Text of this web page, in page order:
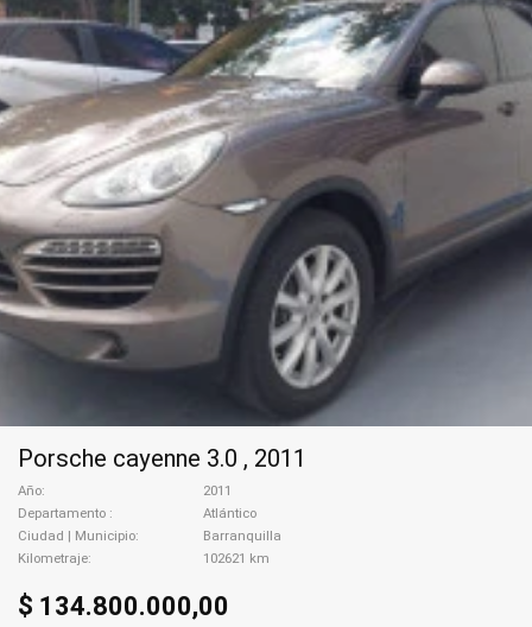
Porsche cayenne 3.0 , 2011
Año
2011
Departamento
Atlántico
Ciudad | Municipio
Barranquilla
Kilometraje
102621 km
$ 134.800.000,00